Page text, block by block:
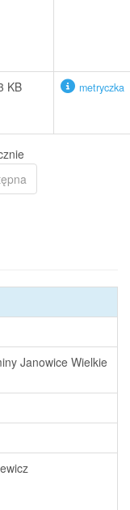
KB metryczka
Janowice Wielkie